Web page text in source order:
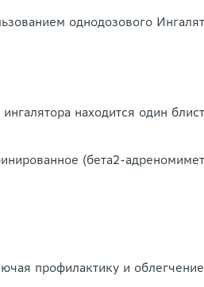
однодозового
находится один
(бета2-
профилактику и